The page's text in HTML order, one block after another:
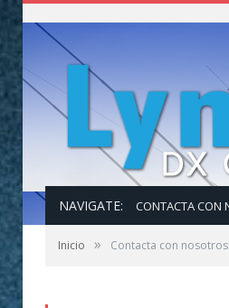
NAVIGATE:
Inicio » Contacta con nosotros